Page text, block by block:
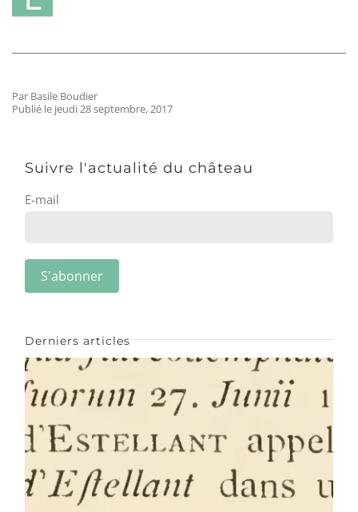
Par Basile Boudier
Publié le jeudi 28 septembre, 2017
Suivre l'actualité du château
E-mail
Derniers articles